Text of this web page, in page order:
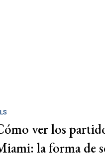
ver los
la forma de